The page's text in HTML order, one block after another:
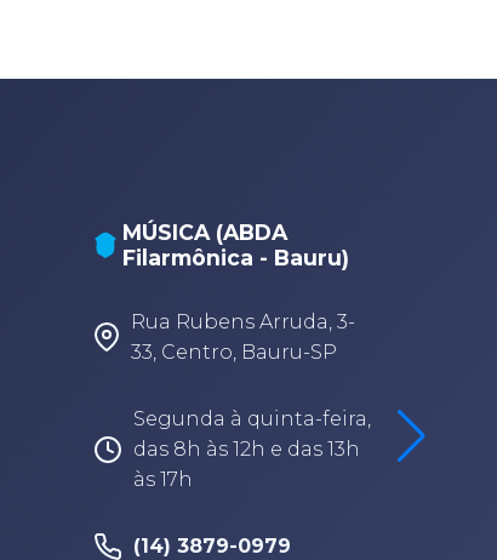
MÚSICA (ABDA
Filarmônica - Bauru)
Rua Rubens Arruda, 3-
33, Centro, Bauru-SP
Segunda à quinta-feira,
das 8h às 12h e das 13h
às 17h
(14) 3879-0979